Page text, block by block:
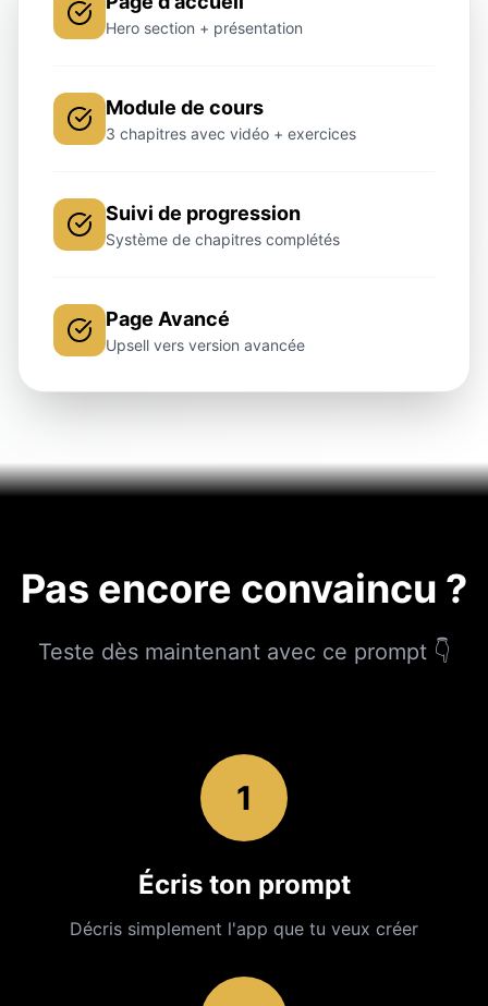
Hero section + présentation
Module de cours
3 chapitres avec vidéo + exercices
Suivi de progression
Système de chapitres complétés
Page Avancé
Upsell vers version avancée
Pas encore convaincu ?
Teste dès maintenant avec ce prompt 👇
1
Écris ton prompt
Décris simplement l'app que tu veux créer